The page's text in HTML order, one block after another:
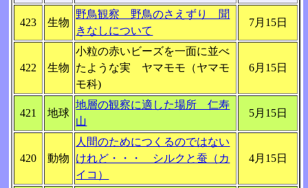
423 生物
野鳥観察 野鳥のさえずり 聞
きなしについて
7月15日
422 生物
小粒の赤いビーズを一面に並べ
たような実 ヤマモモ（ヤマモ
モ科)
6月15日
421 地球
地層の観察に適した場所 仁寿
山
5月15日
420 動物
人間のためにつくるのではない
けれど・・・ シルクと蚕（カ
イコ）
4月15日